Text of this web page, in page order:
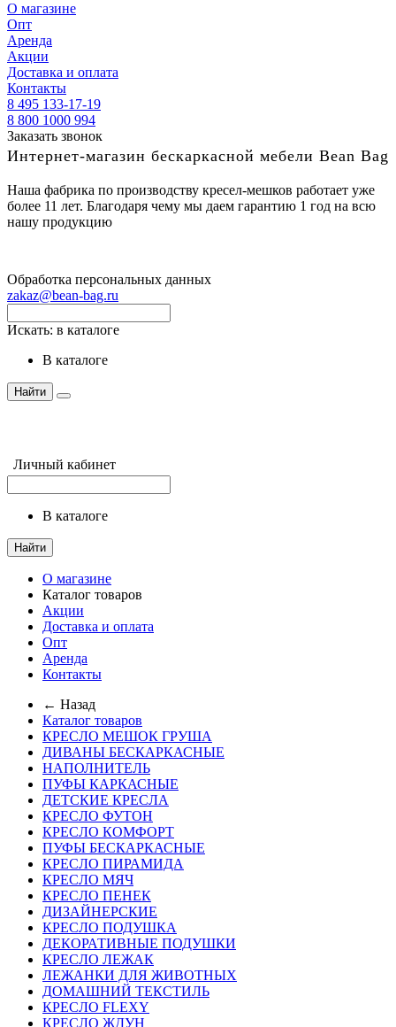
О магазине
Опт
Аренда
Акции
Доставка и оплата
Контакты
8 495 133-17-19
8 800 1000 994
Заказать звонок
Интернет-магазин бескаркасной мебели Bean Bag
Наша фабрика по производству кресел-мешков работает уже
более 11 лет. Благодаря чему мы даем гарантию 1 год на всю
нашу продукцию
Обработка персональных данных
zakaz@bean-bag.ru
Искать: в каталоге
в каталоге
Найти
Личный кабинет
в каталоге
Найти
О магазине
Каталог товаров
Акции
Доставка и оплата
Опт
Аренда
Контакты
← Назад
Каталог товаров
КРЕСЛО МЕШОК ГРУША
ДИВАНЫ БЕСКАРКАСНЫЕ
НАПОЛНИТЕЛЬ
ПУФЫ КАРКАСНЫЕ
ДЕТСКИЕ КРЕСЛА
КРЕСЛО ФУТОН
КРЕСЛО КОМФОРТ
ПУФЫ БЕСКАРКАСНЫЕ
КРЕСЛО ПИРАМИДА
КРЕСЛО МЯЧ
КРЕСЛО ПЕНЕК
ДИЗАЙНЕРСКИЕ
КРЕСЛО ПОДУШКА
ДЕКОРАТИВНЫЕ ПОДУШКИ
КРЕСЛО ЛЕЖАК
ЛЕЖАНКИ ДЛЯ ЖИВОТНЫХ
ДОМАШНИЙ ТЕКСТИЛЬ
КРЕСЛО FLEXY
КРЕСЛО ЖДУН